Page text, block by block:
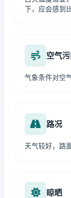
下，应会感到
空气
气象条件对空
路况
天气较好，路
晾晒